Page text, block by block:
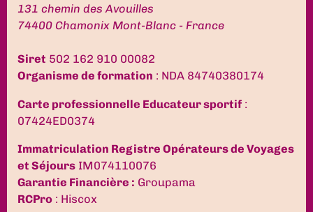
131 chemin des Avouilles
74400 Chamonix Mont-Blanc - France
Siret 502 162 910 00082
Organisme de formation : NDA 84740380174
Carte professionnelle Educateur sportif :
07424ED0374
Immatriculation Registre Opérateurs de Voyages
et Séjours IM074110076
Garantie Financière : Groupama
RCPro : Hiscox